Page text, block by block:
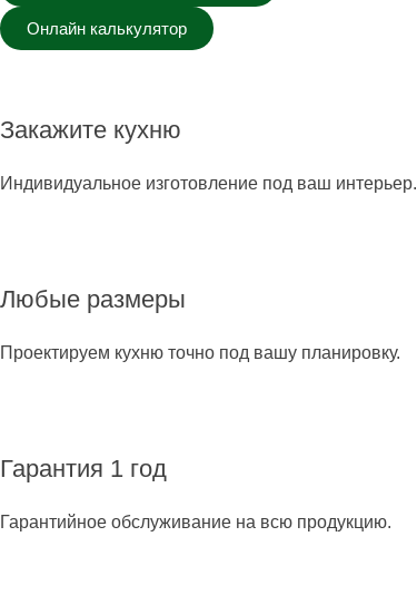
Онлайн калькулятор
Закажите кухню
Индивидуальное изготовление под ваш интерьер.
Любые размеры
Проектируем кухню точно под вашу планировку.
Гарантия 1 год
Гарантийное обслуживание на всю продукцию.